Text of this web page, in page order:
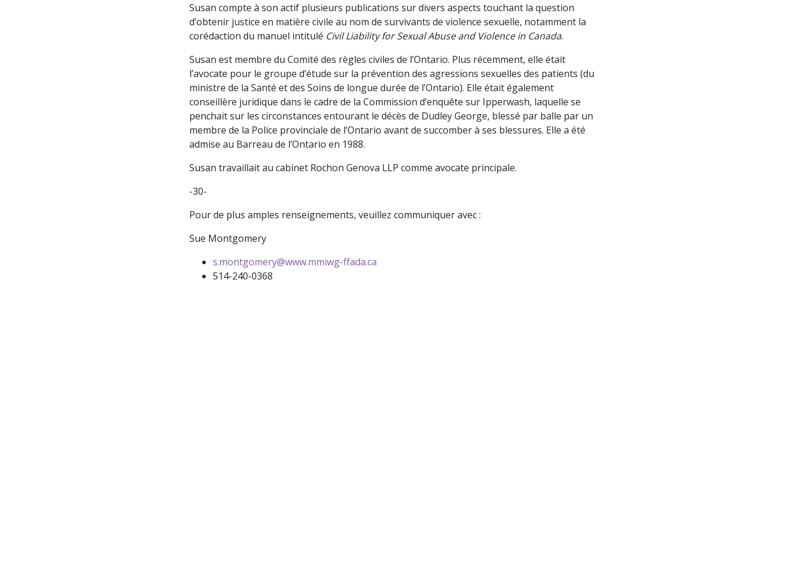
Susan compte à son actif plusieurs publications sur divers aspects touchant la question
d’obtenir justice en matière civile au nom de survivants de violence sexuelle, notamment la
corédaction du manuel intitulé Civil Liability for Sexual Abuse and Violence in Canada.
Susan est membre du Comité des règles civiles de l’Ontario. Plus récemment, elle était
l’avocate pour le groupe d’étude sur la prévention des agressions sexuelles des patients (du
ministre de la Santé et des Soins de longue durée de l’Ontario). Elle était également
conseillère juridique dans le cadre de la Commission d’enquête sur Ipperwash, laquelle se
penchait sur les circonstances entourant le décès de Dudley George, blessé par balle par un
membre de la Police provinciale de l’Ontario avant de succomber à ses blessures. Elle a été
admise au Barreau de l’Ontario en 1988.
Susan travaillait au cabinet Rochon Genova LLP comme avocate principale.
-30-
Pour de plus amples renseignements, veuillez communiquer avec :
Sue Montgomery
s.montgomery@www.mmiwg-ffada.ca
514-240-0368